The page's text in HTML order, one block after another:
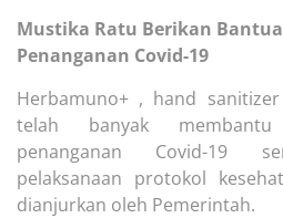
Mustika Ratu Berikan
Penanganan Covid-19
Herbamuno+ , hand
telah banyak
penanganan Covid-19
pelaksanaan protokol
dianjurkan oleh Pemerintah.